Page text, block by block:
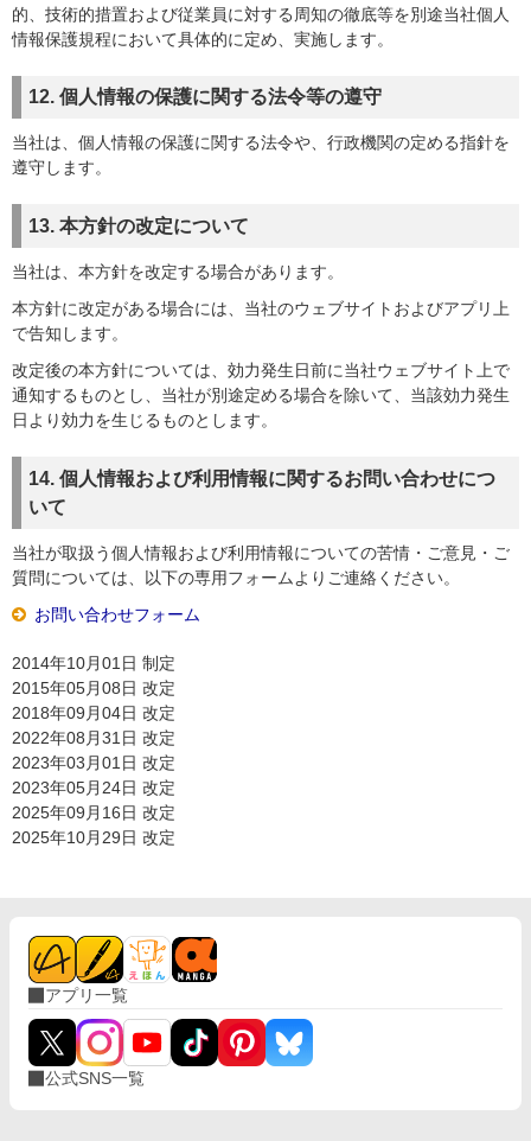
的、技術的措置および従業員に対する周知の徹底等を別途当社個人
情報保護規程において具体的に定め、実施します。
12. 個人情報の保護に関する法令等の遵守
当社は、個人情報の保護に関する法令や、行政機関の定める指針を
遵守します。
13. 本方針の改定について
当社は、本方針を改定する場合があります。
本方針に改定がある場合には、当社のウェブサイトおよびアプリ上
で告知します。
改定後の本方針については、効力発生日前に当社ウェブサイト上で
通知するものとし、当社が別途定める場合を除いて、当該効力発生
日より効力を生じるものとします。
14. 個人情報および利用情報に関するお問い合わせにつ
いて
当社が取扱う個人情報および利用情報についての苦情・ご意見・ご
質問については、以下の専用フォームよりご連絡ください。
お問い合わせフォーム
2014年10月01日 制定
2015年05月08日 改定
2018年09月04日 改定
2022年08月31日 改定
2023年03月01日 改定
2023年05月24日 改定
2025年09月16日 改定
2025年10月29日 改定
アプリ一覧
公式SNS一覧